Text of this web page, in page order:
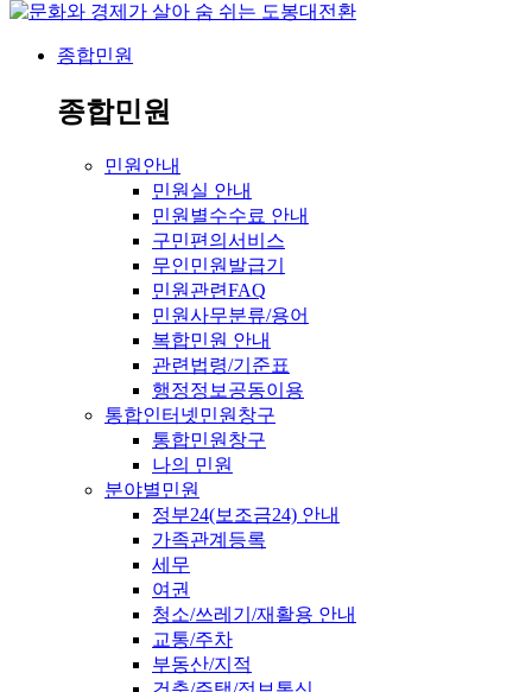
종합민원
종합민원
민원안내
민원실 안내
민원별수수료 안내
구민편의서비스
무인민원발급기
민원관련FAQ
민원사무분류/용어
복합민원 안내
관련법령/기준표
행정정보공동이용
통합인터넷민원창구
통합민원창구
나의 민원
분야별민원
정부24(보조금24) 안내
가족관계등록
세무
여권
청소/쓰레기/재활용 안내
교통/주차
부동산/지적